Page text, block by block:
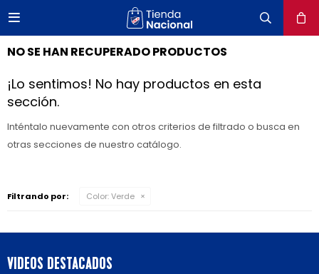

NO SE HAN RECUPERADO PRODUCTOS
¡Lo sentimos! No hay productos en esta
sección.
Inténtalo nuevamente con otros criterios de filtrado o busca en
otras secciones de nuestro catálogo.
Filtrando por: Color:Verde
VIDEOS DESTACADOS
close